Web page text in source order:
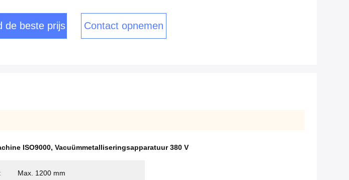
de beste prijs Contact opnemen
ISO9000, Vacuümmetalliseringsapparatuur 380 V
Max. 1200 mm